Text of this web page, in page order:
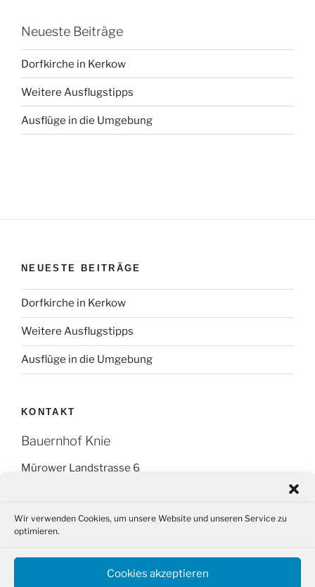
Wir verwenden Cookies, um unsere Website und unseren Service zu
optimieren.
Cookies akzeptieren
Neueste Beiträge
Dorfkirche in Kerkow
Weitere Ausflugstipps
Ausflüge in die Umgebung
NEUESTE BEITRÄGE
Dorfkirche in Kerkow
Weitere Ausflugstipps
Ausflüge in die Umgebung
KONTAKT
Bauernhof Knie
Mürower Landstrasse 6
Tel.: +49 (0) 151 266 595 14
Fax: (03331) 29 87 88